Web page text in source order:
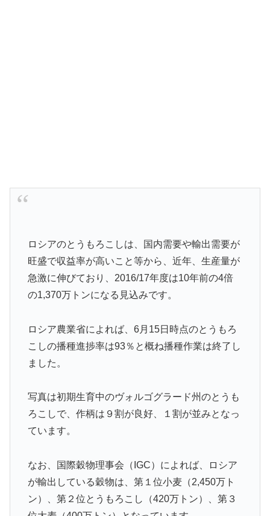
ロシアのとうもろこしは、国内需要や輸出需要が
旺盛で収益率が高いこと等から、近年、生産量が
急激に伸びており、2016/17年度は10年前の4倍
の1,370万トンになる見込みです。
ロシア農業省によれば、6月15日時点のとうもろ
こしの播種進捗率は93％と概ね播種作業は終了し
ました。
写真は初期生育中のヴォルゴグラード州のとうも
ろこしで、作柄は９割が良好、１割が並みとなっ
ています。
なお、国際穀物理事会（IGC）によれば、ロシア
が輸出している穀物は、第１位小麦（2,450万ト
ン）、第２位とうもろこし（420万トン）、第３